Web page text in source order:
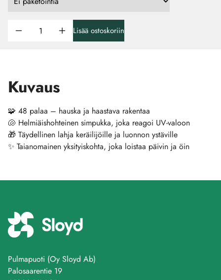
Lisää ostoskoriin
Kuvaus
🧩 48 palaa – hauska ja haastava rakentaa
🐚 Helmiäishohteinen simpukka, joka reagoi UV-valoon
🎁 Täydellinen lahja keräilijöille ja luonnon ystäville
✨ Taianomainen yksityiskohta, joka loistaa päivin ja öin
Pulmapuoti (Oy Sloyd Ab)
Palosaarentie 19